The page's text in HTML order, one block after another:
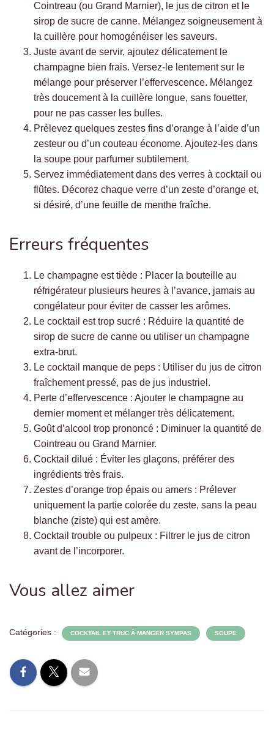
Cointreau (ou Grand Marnier), le jus de citron et le
sirop de sucre de canne. Mélangez soigneusement à
la cuillère pour homogénéiser les saveurs.
Juste avant de servir, ajoutez délicatement le
champagne bien frais. Versez-le lentement sur le
mélange pour préserver l’effervescence. Mélangez
très doucement à la cuillère longue, sans fouetter,
pour ne pas casser les bulles.
Prélevez quelques zestes fins d’orange à l’aide d’un
zesteur ou d’un couteau économe. Ajoutez-les dans
la soupe pour parfumer subtilement.
Servez immédiatement dans des verres à cocktail ou
flûtes. Décorez chaque verre d’un zeste d’orange et,
si désiré, d’une feuille de menthe fraîche.
Erreurs fréquentes
Le champagne est tiède : Placer la bouteille au
réfrigérateur plusieurs heures à l’avance, jamais au
congélateur pour éviter de casser les arômes.
Le cocktail est trop sucré : Réduire la quantité de
sirop de sucre de canne ou utiliser un champagne
extra-brut.
Le cocktail manque de peps : Utiliser du jus de citron
fraîchement pressé, pas de jus industriel.
Perte d’effervescence : Ajouter le champagne au
dernier moment et mélanger très délicatement.
Goût d’alcool trop prononcé : Diminuer la quantité de
Cointreau ou Grand Marnier.
Cocktail dilué : Éviter les glaçons, préférer des
ingrédients très frais.
Zestes d’orange trop épais ou amers : Prélever
uniquement la partie colorée du zeste, sans la peau
blanche (ziste) qui est amère.
Cocktail trouble ou pulpeux : Filtrer le jus de citron
avant de l’incorporer.
Vous allez aimer
Catégories : COCKTAIL ET TRUC À MANGER SYMPAS SOUPE